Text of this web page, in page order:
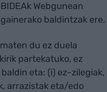
Webgunean
baldintzak ere.
du ez duela
partekatuko, ez
eta: (i) ez-zilegiak,
arrazistak eta/edo